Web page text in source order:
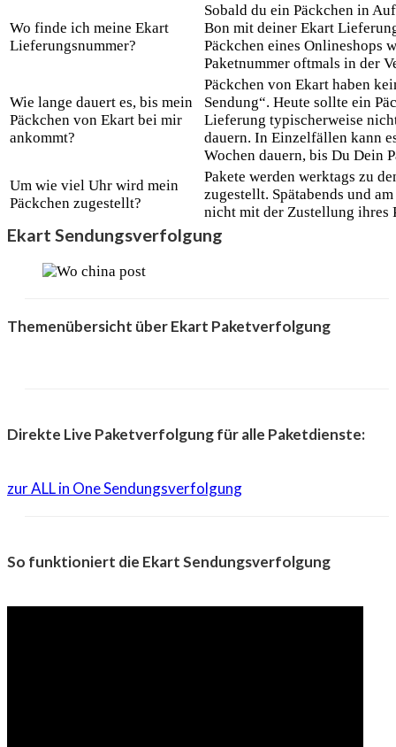
Wo finde ich meine Ekart
Lieferungsnummer?
Sobald du ein Päckchen in
Bon mit deiner Ekart
Päckchen eines Onlineshops
Paketnummer oftmals in der
Wie lange dauert es, bis mein
Päckchen von Ekart bei mir
ankommt?
Päckchen von Ekart haben
Sendung“. Heute sollte ein
Lieferung typischerweise
dauern. In Einzelfällen kann
Wochen dauern, bis Du Dein
Um wie viel Uhr wird mein
Päckchen zugestellt?
Pakete werden werktags zu
zugestellt. Spätabends und
nicht mit der Zustellung ihres
Ekart Sendungsverfolgung
Themenübersicht über Ekart Paketverfolgung
Direkte Live Paketverfolgung für alle Paketdienste:
zur ALL in One Sendungsverfolgung
So funktioniert die Ekart Sendungsverfolgung